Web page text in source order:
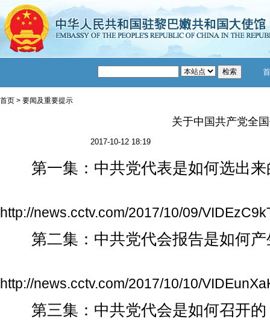
首页 > 要闻及重要提示
关于中国共产党全
2017-10-12 18:19
第一集：中共党代表是如何选出来
http://news.cctv.com/2017/10/09/
第二集：中共党代会报告是如何产
http://news.cctv.com/2017/10/10/
第三集：中共党代会是如何召开的